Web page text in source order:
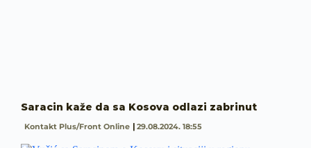
Saracin kaže da sa Kosova odlazi zabrinut
Kontakt Plus/Front Online 29.08.2024. 18:55